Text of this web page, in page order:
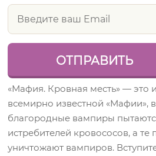
«Мафия. Кровная месть» — это
всемирно известной «Мафии»,
благородные вампиры
истребителей кровососов, а те
уничтожают вампиров.